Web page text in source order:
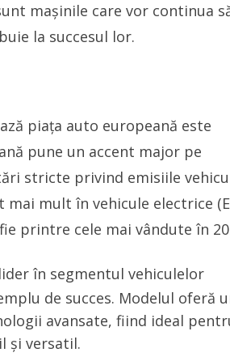
mașinile care vor continua
la succesul lor.
piața auto europeană este
pune un accent major pe
stricte privind emisiile
mult în vehicule electrice
printre cele mai vândute în
în segmentul vehiculelor
de succes. Modelul oferă
avansate, fiind ideal
și versatil.